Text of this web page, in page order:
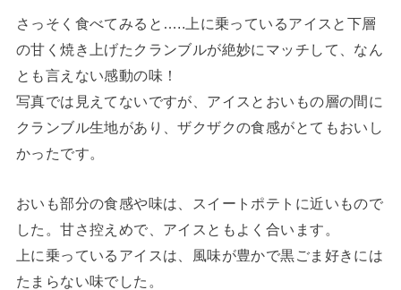
さっそく食べてみると…..上に乗っているアイスと下層
の甘く焼き上げたクランブルが絶妙にマッチして、なん
とも言えない感動の味！
写真では見えてないですが、アイスとおいもの層の間に
クランブル生地があり、ザクザクの食感がとてもおいし
かったです。
おいも部分の食感や味は、スイートポテトに近いもので
した。甘さ控えめで、アイスともよく合います。
上に乗っているアイスは、風味が豊かで黒ごま好きには
たまらない味でした。